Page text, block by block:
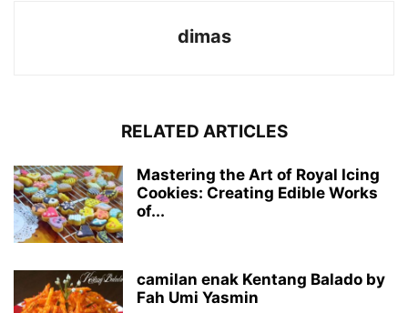
dimas
RELATED ARTICLES
Mastering the Art of Royal Icing
Cookies: Creating Edible Works
of...
camilan enak Kentang Balado by
Fah Umi Yasmin